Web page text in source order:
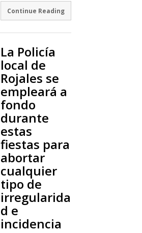
Continue Reading
La Policía
local de
Rojales se
empleará a
fondo
durante
estas
fiestas para
abortar
cualquier
tipo de
irregularida
d e
incidencia